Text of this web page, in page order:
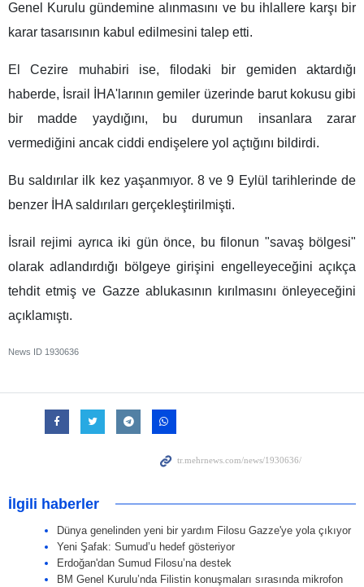
Genel Kurulu gündemine alınmasını ve bu ihlallere karşı bir
karar tasarısının kabul edilmesini talep etti.
El Cezire muhabiri ise, filodaki bir gemiden aktardığı
haberde, İsrail İHA'larının gemiler üzerinde barut kokusu gibi
bir madde yaydığını, bu durumun insanlara zarar
vermediğini ancak ciddi endişelere yol açtığını bildirdi.
Bu saldırılar ilk kez yaşanmıyor. 8 ve 9 Eylül tarihlerinde de
benzer İHA saldırıları gerçekleştirilmişti.
İsrail rejimi ayrıca iki gün önce, bu filonun "savaş bölgesi"
olarak adlandırdığı bölgeye girişini engelleyeceğini açıkça
tehdit etmiş ve Gazze ablukasının kırılmasını önleyeceğini
açıklamıştı.
News ID 1930636
İlgili haberler
Dünya genelinden yeni bir yardım Filosu Gazze'ye yola çıkıyor
Yeni Şafak: Sumud’u hedef gösteriyor
Erdoğan'dan Sumud Filosu’na destek
BM Genel Kurulu’nda Filistin konuşmaları sırasında mikrofon